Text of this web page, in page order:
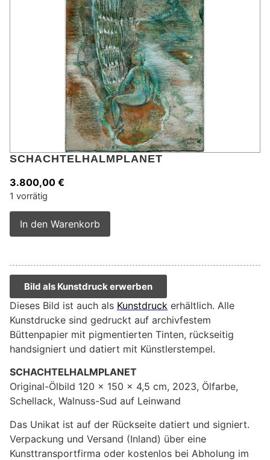
SCHACHTELHALMPLANET
3.800,00 €
1 vorrätig
In den Warenkorb
Bild als Kunstdruck erwerben
Dieses Bild ist auch als Kunstdruck erhältlich. Alle
Kunstdrucke sind gedruckt auf archivfestem
Büttenpapier mit pigmentierten Tinten, rückseitig
handsigniert und datiert mit Künstlerstempel.
SCHACHTELHALMPLANET
Original-Ölbild 120 x 150 x 4,5 cm, 2023, Ölfarbe,
Schellack, Walnuss-Sud auf Leinwand
Das Unikat ist auf der Rückseite datiert und signiert.
Verpackung und Versand (Inland) über eine
Kunsttransportfirma oder kostenlos bei Abholung im